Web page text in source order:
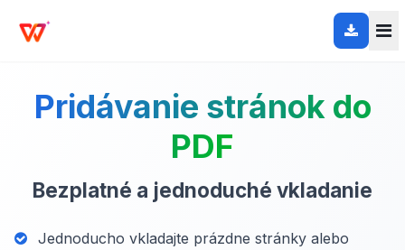
Pridávanie stránok do
PDF
Bezplatné a jednoduché vkladanie
Jednoducho vkladajte prázdne stránky alebo